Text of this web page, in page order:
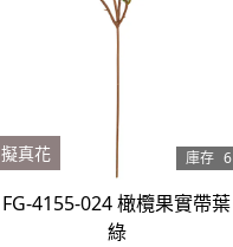
庫存 6
擬真花
FG-4155-024 橄欖果實帶葉
綠